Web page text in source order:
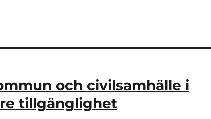
och civilsamhälle i
tillgänglighet